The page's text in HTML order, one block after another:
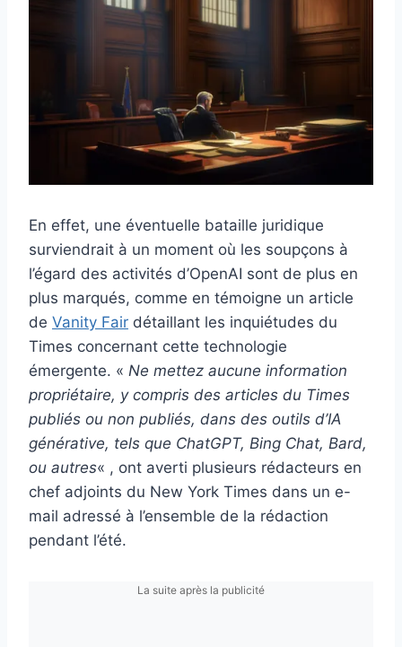
En effet, une éventuelle bataille juridique
surviendrait à un moment où les soupçons à
l’égard des activités d’OpenAI sont de plus en
plus marqués, comme en témoigne un article
de Vanity Fair détaillant les inquiétudes du
Times concernant cette technologie
émergente. « Ne mettez aucune information
propriétaire, y compris des articles du Times
publiés ou non publiés, dans des outils d’IA
générative, tels que ChatGPT, Bing Chat, Bard,
ou autres« , ont averti plusieurs rédacteurs en
chef adjoints du New York Times dans un e-
mail adressé à l’ensemble de la rédaction
pendant l’été.
La suite après la publicité